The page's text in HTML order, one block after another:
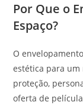
Por Que o
Espaço?
O
estética para
proteção,
oferta de